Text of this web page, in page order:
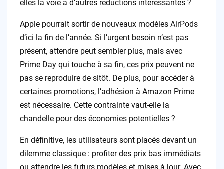
elles la voie à d’autres réductions intéressantes ?
Apple pourrait sortir de nouveaux modèles AirPods
d’ici la fin de l’année. Si l’urgent besoin n’est pas
présent, attendre peut sembler plus, mais avec
Prime Day qui touche à sa fin, ces prix peuvent ne
pas se reproduire de sitôt. De plus, pour accéder à
certaines promotions, l’adhésion à Amazon Prime
est nécessaire. Cette contrainte vaut-elle la
chandelle pour des économies potentielles ?
En définitive, les utilisateurs sont placés devant un
dilemme classique : profiter des prix bas immédiats
ou attendre les futurs modèles et mises à jour. Avec